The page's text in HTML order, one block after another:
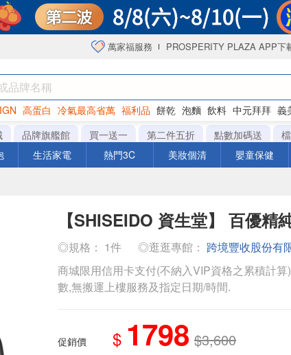
萬家福服務 PROSPERITY PLAZA APP下
高蛋白 冷氣最高省萬 福利品 餅乾 泡麵 飲料 中元拜拜 義
海苔
品牌旗艦館 買一送一 第二件五折 點數加碼送
生活家電 熱門3C 美妝個清 嬰童保健
【SHISEIDO 資生堂】 百優精
◎規格： 1件 ◎逛逛專館： 跨境豐收股份有
商城限用信用卡支付(不納入VIP資格之累積計
數,無搬運上樓服務及指定日期/時間.
促銷價 $ 1798 $3,600